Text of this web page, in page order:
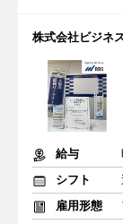
株式会社ビジネ
給与
シフト
雇用形態